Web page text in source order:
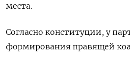
места.
Согласно конституции, у
формирования правящей